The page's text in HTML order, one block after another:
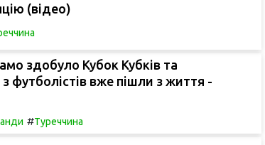
(відео)
здобуло Кубок Кубків та
з футболістів вже пішли з життя -
#Туреччина